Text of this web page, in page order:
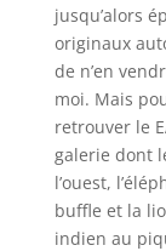
jusqu’alors
originaux
de n’en
moi. Mais
retrouver le
galerie dont
l’ouest,
buffle et la
indien au